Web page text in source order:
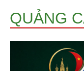
QUẢNG